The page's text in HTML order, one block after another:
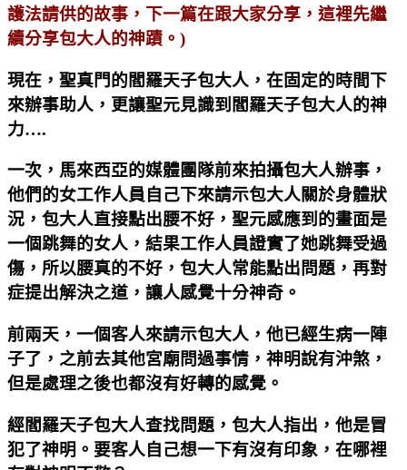
護法請供的故事，下一篇在跟大家分享，這裡先繼
續分享包大人的神蹟。)
現在，聖真門的閻羅天子包大人，在固定的時間下
來辦事助人，更讓聖元見識到閻羅天子包大人的神
力….
一次，馬來西亞的媒體團隊前來拍攝包大人辦事，
他們的女工作人員自己下來請示包大人關於身體狀
況，包大人直接點出腰不好，聖元感應到的畫面是
一個跳舞的女人，結果工作人員證實了她跳舞受過
傷，所以腰真的不好，包大人常能點出問題，再對
症提出解決之道，讓人感覺十分神奇。
前兩天，一個客人來請示包大人，他已經生病一陣
子了，之前去其他宮廟問過事情，神明說有沖煞，
但是處理之後也都沒有好轉的感覺。
經閻羅天子包大人查找問題，包大人指出，他是冒
犯了神明。要客人自己想一下有沒有印象，在哪裡